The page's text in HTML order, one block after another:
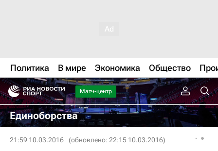
Политика В мире Экономика Общество
Матч-центр
Единоборства
21:59 10.03.2016 (обновлено: 22:15 10.03.2016)